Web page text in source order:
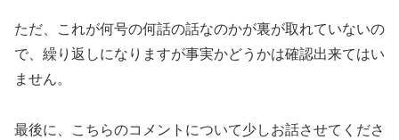
ただ、これが何号の何話の話なのかが裏が取れていないの
で、繰り返しになりますが事実かどうかは確認出来てはい
ません。
最後に、こちらのコメントについて少しお話させてくださ